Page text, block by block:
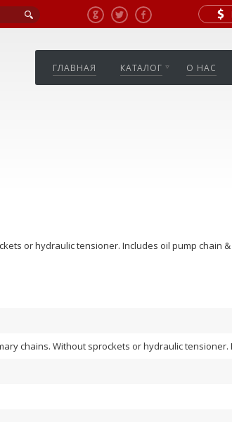
ГЛАВНАЯ КАТАЛОГ О НАС
or hydraulic tensioner. Includes oil pump chain
chains. Without sprockets or hydraulic